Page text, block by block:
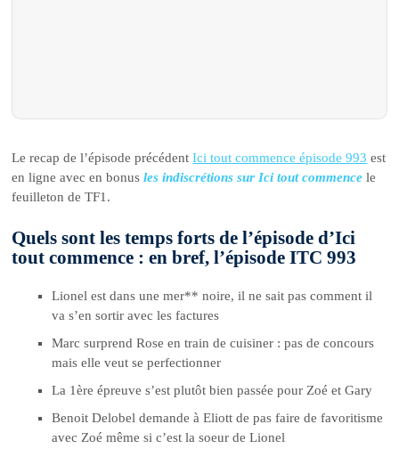
Le recap de l’épisode précédentIci tout commence épisode 993 est
en ligne avec en bonusles indiscrétions sur Ici tout commence le
feuilleton de TF1.
Quels sont les temps forts de l’épisode d’Ici
tout commence : en bref, l’épisode ITC 993
Lionel est dans une mer** noire, il ne sait pas comment il
va s’en sortir avec les factures
Marc surprend Rose en train de cuisiner : pas de concours
mais elle veut se perfectionner
La 1ère épreuve s’est plutôt bien passée pour Zoé et Gary
Benoit Delobel demande à Eliott de pas faire de favoritisme
avec Zoé même si c’est la soeur de Lionel